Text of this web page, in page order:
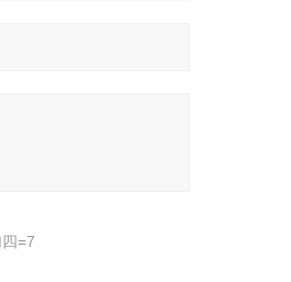
=7